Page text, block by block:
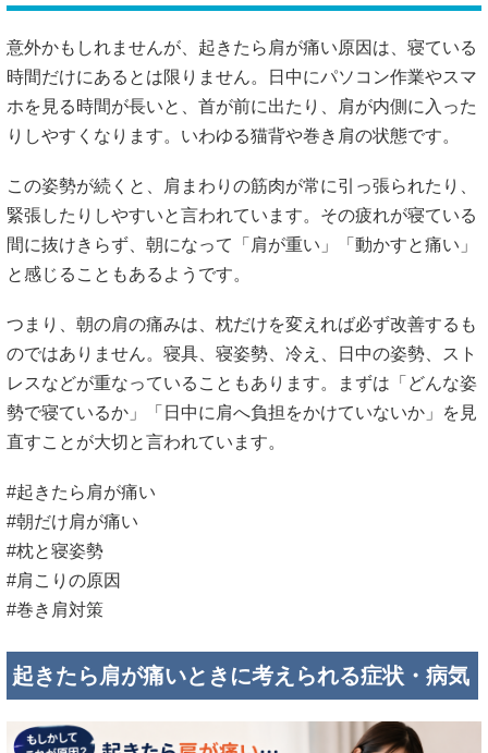
意外かもしれませんが、起きたら肩が痛い原因は、寝ている
時間だけにあるとは限りません。日中にパソコン作業やスマ
ホを見る時間が長いと、首が前に出たり、肩が内側に入った
りしやすくなります。いわゆる猫背や巻き肩の状態です。
この姿勢が続くと、肩まわりの筋肉が常に引っ張られたり、
緊張したりしやすいと言われています。その疲れが寝ている
間に抜けきらず、朝になって「肩が重い」「動かすと痛い」
と感じることもあるようです。
つまり、朝の肩の痛みは、枕だけを変えれば必ず改善するも
のではありません。寝具、寝姿勢、冷え、日中の姿勢、スト
レスなどが重なっていることもあります。まずは「どんな姿
勢で寝ているか」「日中に肩へ負担をかけていないか」を見
直すことが大切と言われています。
#起きたら肩が痛い
#朝だけ肩が痛い
#枕と寝姿勢
#肩こりの原因
#巻き肩対策
起きたら肩が痛いときに考えられる症状・病気